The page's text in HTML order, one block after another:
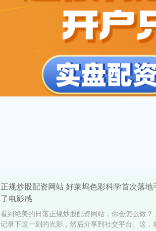
正规炒股配资网站 好莱坞色彩科学首次落
了电影感
看到绝美的日落正规炒股配资网站，你会怎么做
记录下这一刻的光影，然后分享到社交平台。这